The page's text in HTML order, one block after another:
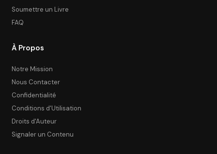
Soumettre un Livre
FAQ
À Propos
Notre Mission
Nous Contacter
Confidentialité
Conditions d'Utilisation
Droits d'Auteur
Signaler un Contenu